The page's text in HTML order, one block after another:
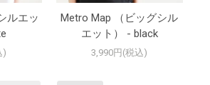
ルエッ
)
Metro Map （ビッグシル
エット） - black
3,990円(税込)